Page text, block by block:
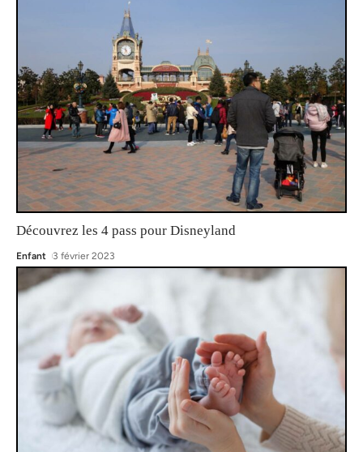
Découvrez les 4 pass pour Disneyland
Enfant 3 février 2023